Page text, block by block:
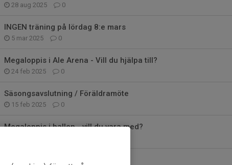
28 aug 2025 0
INGEN träning på lördag 8:e mars
5 mar 2025 0
Megaloppis i Ale Arena - Vill du hjälpa till?
24 feb 2025 0
Säsongsavslutning / Föräldramöte
15 feb 2025 0
Megaloppis i hallen - vill du vara med?